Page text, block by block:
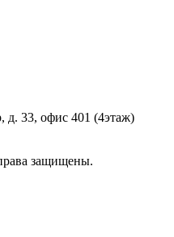
д. 33, офис 401 (4этаж)
защищены.